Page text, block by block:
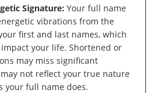
Signature: Your full name
vibrations from the
first and last names, which
your life. Shortened or
may miss significant
not reflect your true nature
your full name does.